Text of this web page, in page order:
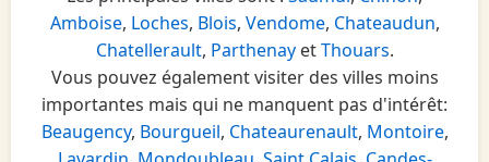
Amboise, Loches, Blois, Vendome, Chateaudun,
Chatellerault, ParthenayetThouars.
Vous pouvez également visiter des villes moins
importantes mais qui ne manquent pas d'intérêt:
Beaugency, Bourgueil, Chateaurenault, Montoire,